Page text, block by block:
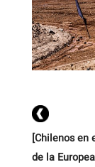
[Chilenos en
de la